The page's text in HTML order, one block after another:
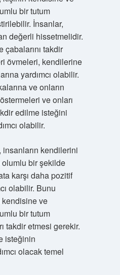
bir tutum
İnsanlar,
değerli hissetmelidir.
çabalarını takdir
övmeleri, kendilerine
yardımcı olabilir.
ve onların
ve onları
edilme isteğini
olabilir.
kendilerini
olumlu bir şekilde
karşı daha pozitif
olabilir. Bunu
ve
bir tutum
takdir etmesi gerekir.
isteğinin
olacak temel